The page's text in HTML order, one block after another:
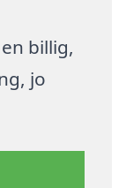
billig,
jo